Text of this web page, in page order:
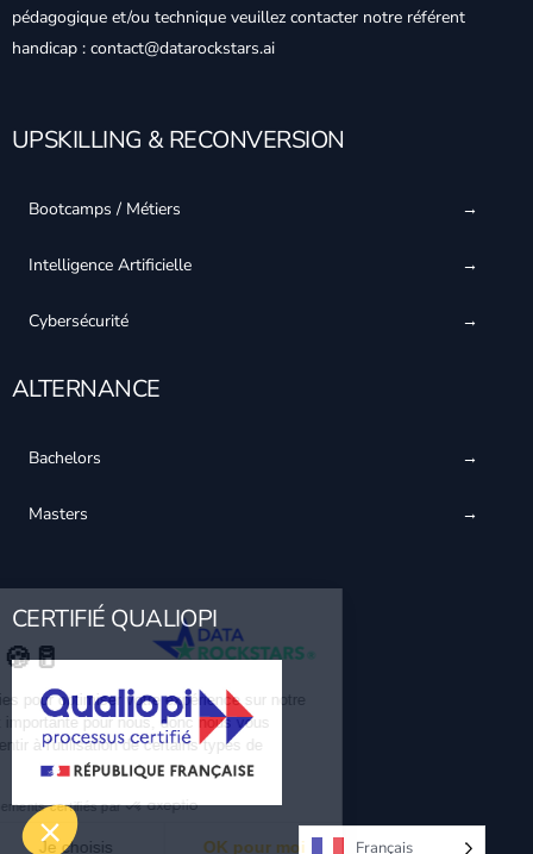
pédagogique et/ou technique veuillez contacter notre référent
handicap : contact@datarockstars.ai
UPSKILLING & RECONVERSION
Bootcamps / Métiers
Intelligence Artificielle
Cybersécurité
ALTERNANCE
Bachelors
Masters
CERTIFIÉ QUALIOPI
Français